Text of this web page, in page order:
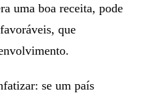
uma boa receita, pode
que
se um país